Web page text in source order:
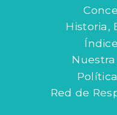
Historia,
Red de